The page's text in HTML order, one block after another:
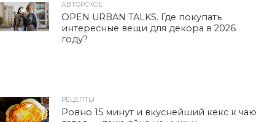
1.5K
АВТОРСКОЕ
OPEN URBAN TALKS. Где покупать
интересные вещи для декора в 2026
году?
15
РЕЦЕПТЫ
Ровно 15 минут и вкуснейший кекс к чаю